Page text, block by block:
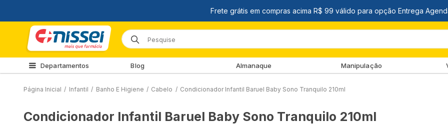
Departamentos Blog Almanaque Manipulação
Página Inicial / Infantil / Banho E Higiene / Cabelo / Condicionador Infantil Baruel Baby Sono Tranquilo 210ml
Condicionador Infantil Baruel Baby Sono Tranquilo 210ml